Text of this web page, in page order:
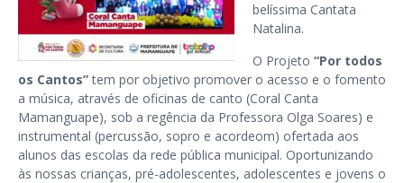
belíssima Cantata
Natalina.
O Projeto “Por todos
os Cantos”tem por objetivo promover o acesso e o fomento
a música, através de oficinas de canto (Coral Canta
Mamanguape), sob a regência da Professora Olga Soares) e
instrumental (percussão, sopro e acordeom) ofertada aos
alunos das escolas da rede pública municipal. Oportunizando
às nossas crianças, pré-adolescentes, adolescentes e jovens o